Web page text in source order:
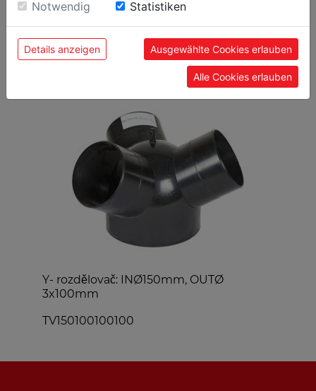
OBLÍBENÉ PRODUKTY
Y- rozdělovač: INØ150mm, OUTØ
3x100mm
TV150100100100
Einwilligung zu unseren Cookies.
Notwendig Statistiken
Details anzeigen Ausgewählte Cookies erlauben
Alle Cookies erlauben